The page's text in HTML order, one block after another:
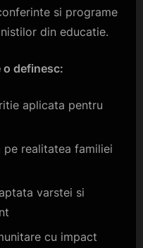
si programe
din educatie.
o definesc:
aplicata pentru
realitatea familiei
varstei si
cu impact